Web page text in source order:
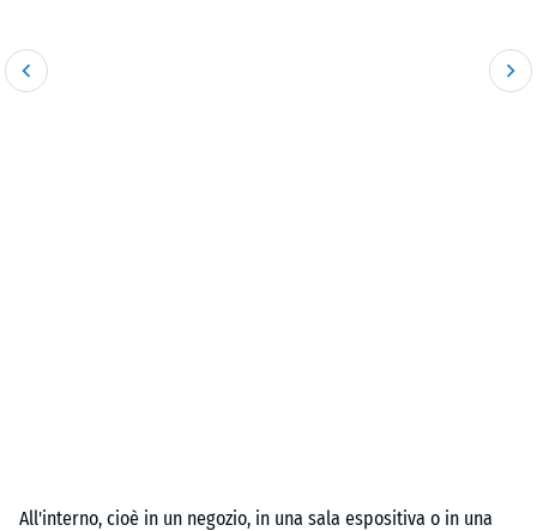
All'interno, cioè in un negozio, in una sala espositiva o in una